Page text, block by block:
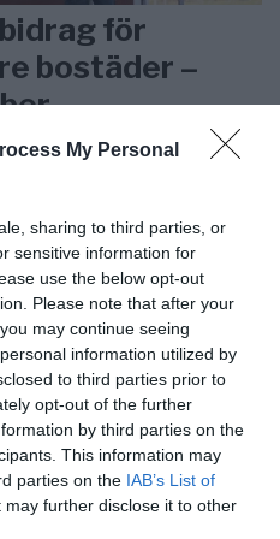
My Personal
sharing to third parties, or
sensitive information for
use the below opt-out
Please note that after your
may continue seeing
information utilized by
to third parties prior to
opt-out of the further
by third parties on the
This information may
parties on the IAB’s List of
may further disclose it to other
för
bostäder –
En